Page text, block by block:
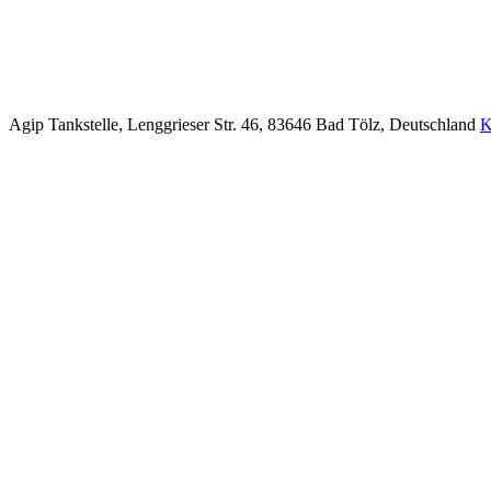
Agip Tankstelle, Lenggrieser Str. 46, 83646 Bad Tölz, Deutschland